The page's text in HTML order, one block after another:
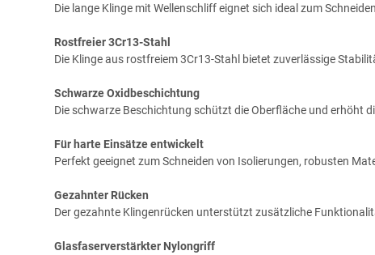
Die lange Klinge mit Wellenschliff eignet sich ideal zum
Rostfreier 3Cr13-Stahl
Die Klinge aus rostfreiem 3Cr13-Stahl bietet zuverlässige
Schwarze Oxidbeschichtung
Die schwarze Beschichtung schützt die Oberfläche und erhöht
Für harte Einsätze entwickelt
Perfekt geeignet zum Schneiden von Isolierungen, robusten
Gezahnter Rücken
Der gezahnte Klingenrücken unterstützt zusätzliche
Glasfaserverstärkter Nylongriff